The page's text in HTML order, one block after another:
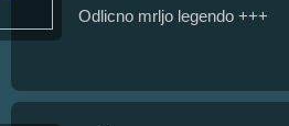
Odlicno mrljo legendo +++